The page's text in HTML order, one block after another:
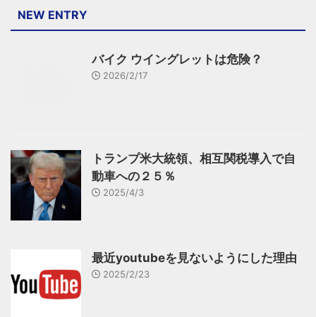
NEW ENTRY
バイク ウイングレットは危険？
2026/2/17
トランプ米大統領、相互関税導入で自
動車への２５％
2025/4/3
最近youtubeを見ないようにした理由
2025/2/23